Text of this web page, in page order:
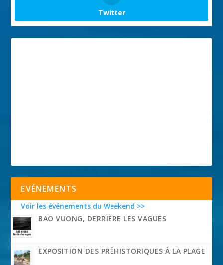
Twitter
EVÉNEMENTS
Voir les événements du Weekend >>
BAO VUONG, DERRIÈRE LES VAGUES
EXPOSITION DES PRÉHISTORIQUES À LA PLAGE